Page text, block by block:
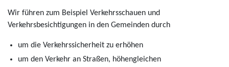
Wir führen zum Beispiel Verkehrsschauen und
Verkehrsbesichtigungen in den Gemeinden durch
um die Verkehrssicherheit zu erhöhen
um den Verkehr an Straßen, höhengleichen